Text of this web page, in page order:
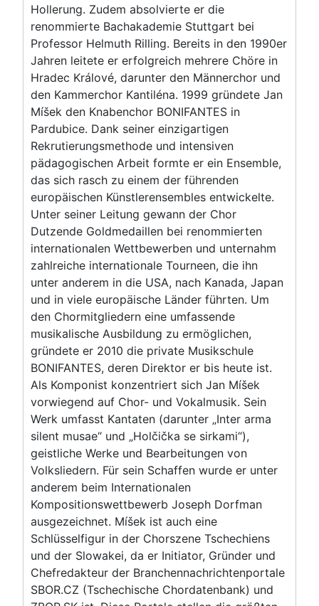
Hollerung. Zudem absolvierte er die
renommierte Bachakademie Stuttgart bei
Professor Helmuth Rilling. Bereits in den 1990er
Jahren leitete er erfolgreich mehrere Chöre in
Hradec Králové, darunter den Männerchor und
den Kammerchor Kantiléna. 1999 gründete Jan
Míšek den Knabenchor BONIFANTES in
Pardubice. Dank seiner einzigartigen
Rekrutierungsmethode und intensiven
pädagogischen Arbeit formte er ein Ensemble,
das sich rasch zu einem der führenden
europäischen Künstlerensembles entwickelte.
Unter seiner Leitung gewann der Chor
Dutzende Goldmedaillen bei renommierten
internationalen Wettbewerben und unternahm
zahlreiche internationale Tourneen, die ihn
unter anderem in die USA, nach Kanada, Japan
und in viele europäische Länder führten. Um
den Chormitgliedern eine umfassende
musikalische Ausbildung zu ermöglichen,
gründete er 2010 die private Musikschule
BONIFANTES, deren Direktor er bis heute ist.
Als Komponist konzentriert sich Jan Míšek
vorwiegend auf Chor- und Vokalmusik. Sein
Werk umfasst Kantaten (darunter „Inter arma
silent musae“ und „Holčička se sirkami“),
geistliche Werke und Bearbeitungen von
Volksliedern. Für sein Schaffen wurde er unter
anderem beim Internationalen
Kompositionswettbewerb Joseph Dorfman
ausgezeichnet. Míšek ist auch eine
Schlüsselfigur in der Chorszene Tschechiens
und der Slowakei, da er Initiator, Gründer und
Chefredakteur der Branchennachrichtenportale
SBOR.CZ (Tschechische Chordatenbank) und